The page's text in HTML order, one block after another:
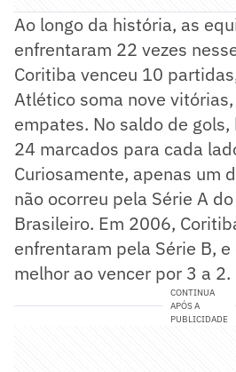
Ao longo da história, as
enfrentaram 22 vezes
Coritiba venceu 10
Atlético soma nove
empates. No saldo de
24 marcados para cada
Curiosamente, apenas um
não ocorreu pela Série A
Brasileiro. Em 2006,
enfrentaram pela Série B, e
melhor ao vencer por 3 a 2.
CONTINUA
APÓS A
PUBLICIDADE